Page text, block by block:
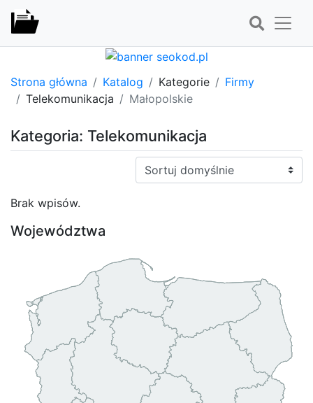
Strona główna Katalog Kategorie
Firmy
Telekomunikacja
Małopolskie
Kategoria: Telekomunikacja
Sortuj:
Brak wpisów.
Województwa